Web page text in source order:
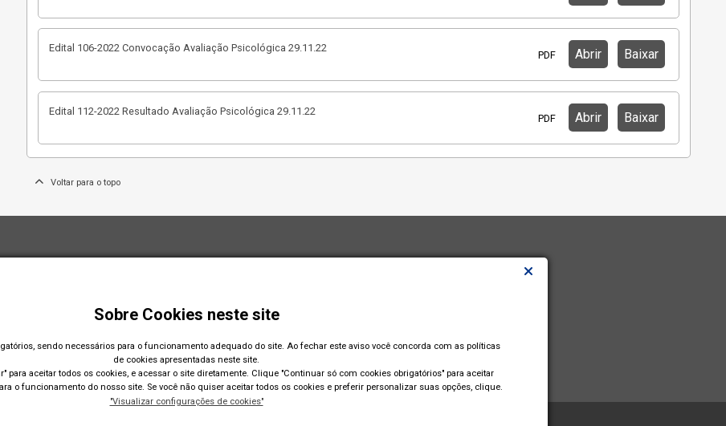
Edital 106-2022 Convocação Avaliação Psicológica 29.11.22
PDF Abrir Baixar
Edital 112-2022 Resultado Avaliação Psicológica 29.11.22
PDF Abrir Baixar
Voltar para o topo
Sobre Cookies neste site
sendo necessários para o funcionamento adequado do site. Ao fechar este aviso você concorda com as políticas
de cookies apresentadas neste site.
para aceitar todos os cookies, e acessar o site diretamente. Clique "Continuar só com cookies obrigatórios" para aceitar
o funcionamento do nosso site. Se você não quiser aceitar todos os cookies e preferir personalizar suas opções, clique.
"Visualizar configurações de cookies"